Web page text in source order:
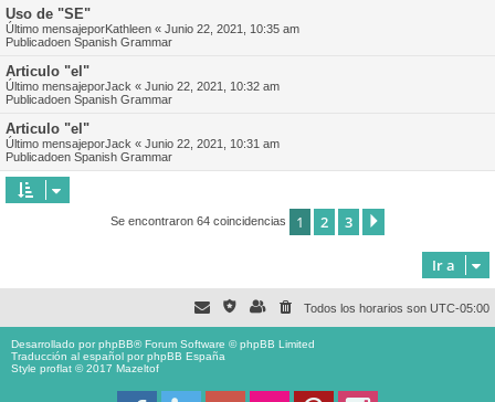
Uso de "SE"
Último mensajeporKathleen « Junio 22, 2021, 10:35 am
Publicadoen Spanish Grammar
Articulo "el"
Último mensajeporJack « Junio 22, 2021, 10:32 am
Publicadoen Spanish Grammar
Articulo "el"
Último mensajeporJack « Junio 22, 2021, 10:31 am
Publicadoen Spanish Grammar
Se encontraron 64 coincidencias 1 2 3
Ir a
Todos los horarios son UTC-05:00
Desarrollado porphpBB® Forum Software © phpBB Limited
Traducción al español porphpBB España
Style proflat © 2017 Mazeltof